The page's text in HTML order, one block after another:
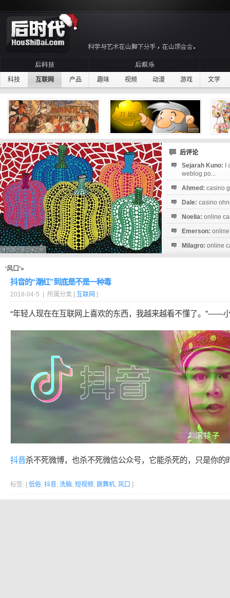
科技 互联网 产品 趣味 视频 动漫 游戏 文学
后评论
Sejarah Kuno:
weblog po...
Ahmed: casino
Dale: casino
Noelia: online
Emerson:
Milagro: online
‘风口’»
抖音的“潮红”到底是不是一种毒
2018-04-5 | 所属分类 [ 互联网 ]
“年轻人现在在互联网上喜欢的东西，我越来越看不懂了。”——
抖音杀不死微博，也杀不死微信公众号，它能杀死的，只是你的
标签: [ 低俗, 抖音, 洗脑, 短视频, 跳舞机, 风口 ]